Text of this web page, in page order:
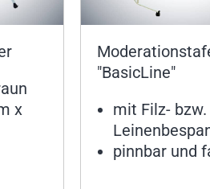
x
"BasicLine"
mit Filz- bzw.
pinnbar und